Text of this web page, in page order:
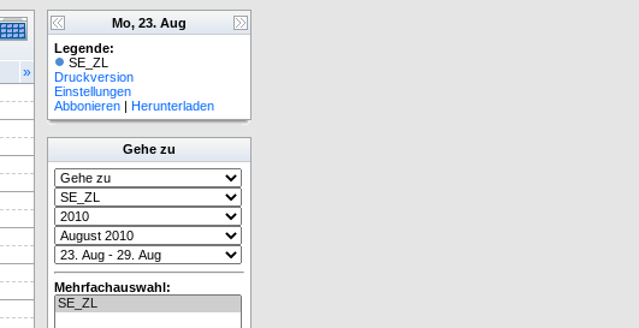
»
Mo, 23. Aug
Legende:
SE_ZL
Druckversion
Einstellungen
Abbonieren | Herunterladen
Gehe zu
Mehrfachauswahl: